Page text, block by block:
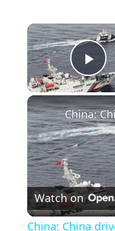
Watch on
China: China